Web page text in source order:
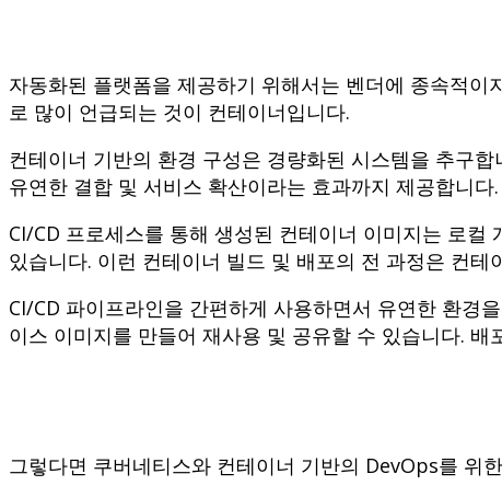
자동화된 플랫폼을 제공하기 위해서는 벤더에 종속적
로 많이 언급되는 것이 컨테이너입니다.
컨테이너 기반의 환경 구성은 경량화된 시스템을 추구
유연한 결합 및 서비스 확산이라는 효과까지 제공합니다.
CI/CD 프로세스를 통해 생성된 컨테이너 이미지는 로
있습니다. 이런 컨테이너 빌드 및 배포의 전 과정은 컨테
CI/CD 파이프라인을 간편하게 사용하면서 유연한 환경
이스 이미지를 만들어 재사용 및 공유할 수 있습니다.
그렇다면 쿠버네티스와 컨테이너 기반의 DevOps를 위